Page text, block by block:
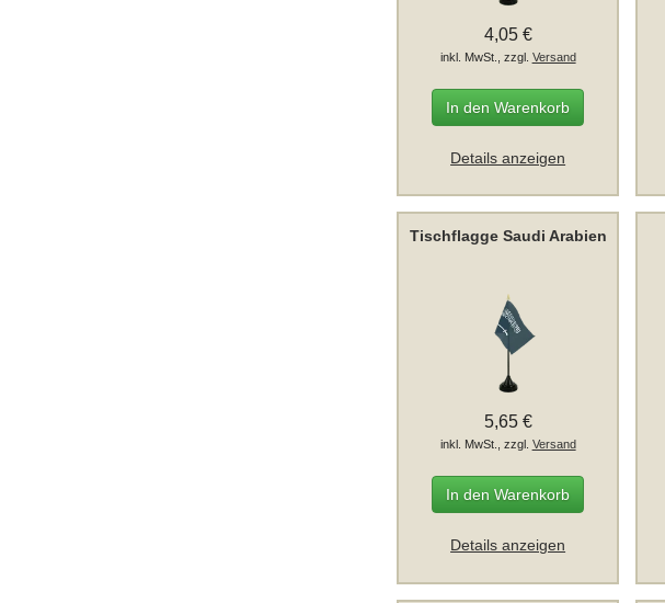
4,05 €
inkl. MwSt., zzgl. Versand
In den Warenkorb
Details anzeigen
Tischflagge Saudi Arabien
5,65 €
inkl. MwSt., zzgl. Versand
In den Warenkorb
Details anzeigen